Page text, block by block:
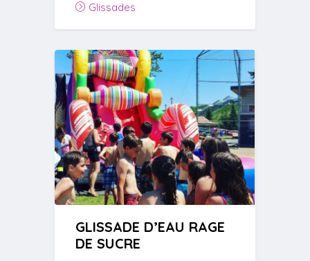
Glissades
GLISSADE D’EAU RAGE
DE SUCRE